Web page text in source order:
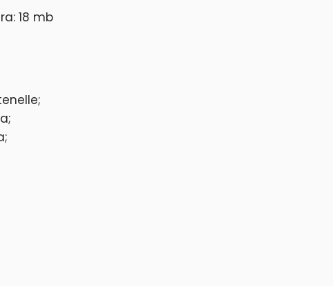
18 mb